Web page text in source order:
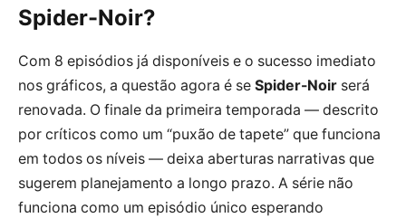
Spider-Noir?
Com 8 episódios já disponíveis e o sucesso imediato
nos gráficos, a questão agora é se Spider-Noir será
renovada. O finale da primeira temporada — descrito
por críticos como um “puxão de tapete” que funciona
em todos os níveis — deixa aberturas narrativas que
sugerem planejamento a longo prazo. A série não
funciona como um episódio único esperando